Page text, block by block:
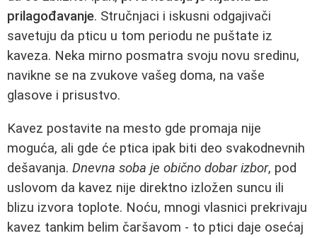
prilagođavanje. Stručnjaci i iskusni odgajivači
savetuju da pticu u tom periodu ne puštate iz
kaveza. Neka mirno posmatra svoju novu sredinu,
navikne se na zvukove vašeg doma, na vaše
glasove i prisustvo.
Kavez postavite na mesto gde promaja nije
moguća, ali gde će ptica ipak biti deo svakodnevnih
dešavanja. Dnevna soba je obično dobar izbor, pod
uslovom da kavez nije direktno izložen suncu ili
blizu izvora toplote. Noću, mnogi vlasnici prekrivaju
kavez tankim belim čaršavom - to ptici daje osećaj